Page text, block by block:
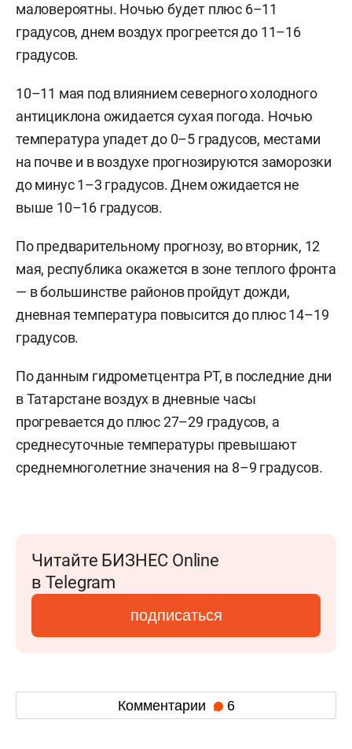
маловероятны. Ночью будет плюс 6–11
градусов, днем воздух прогреется до 11–16
градусов.
10–11 мая под влиянием северного холодного
антициклона ожидается сухая погода. Ночью
температура упадет до 0–5 градусов, местами
на почве и в воздухе прогнозируются заморозки
до минус 1–3 градусов. Днем ожидается не
выше 10–16 градусов.
По предварительному прогнозу, во вторник, 12
мая, республика окажется в зоне теплого фронта
— в большинстве районов пройдут дожди,
дневная температура повысится до плюс 14–19
градусов.
По данным гидрометцентра РТ, в последние дни
в Татарстане воздух в дневные часы
прогревается до плюс 27–29 градусов, а
среднесуточные температуры превышают
среднемноголетние значения на 8–9 градусов.
Читайте БИЗНЕС Online
в Telegram
подписаться
Комментарии 6